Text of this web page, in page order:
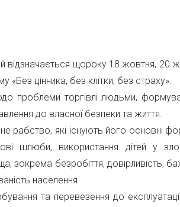
щороку 18 жовтня, 20
цінника, без клітки, без страху».
проблеми торгівлі людьми,
до власної безпеки та життя.
рабство, які існують його основні
шлюби, використання дітей у
зокрема безробіття, довірливість,
населення
та перевезення до